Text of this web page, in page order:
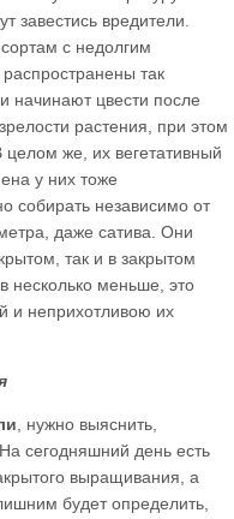
завестись вредители.
с недолгим
так
начинают цвести после
растения, при этом
же, их вегетативный
у них тоже
собирать независимо от
даже сатива. Они
так и в закрытом
несколько меньше, это
и неприхотливою их
, нужно выяснить,
сегодняшний день есть
выращивания, а
будет определить,